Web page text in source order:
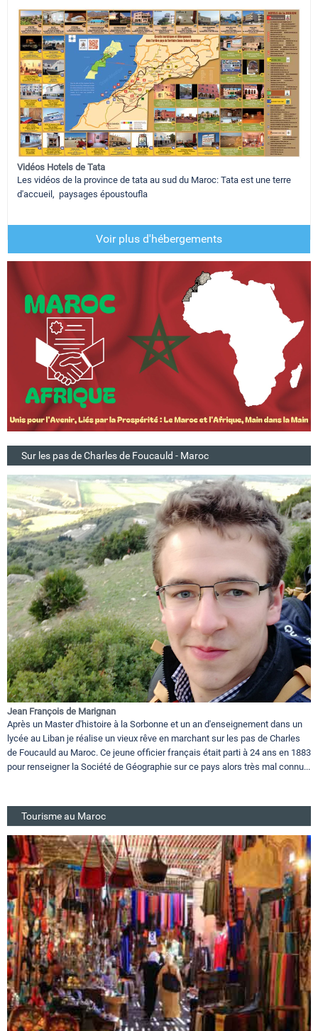
Vidéos Hotels de Tata
Les vidéos de la province de tata au sud du Maroc: Tata est une terre
d'accueil, paysages époustoufla
Voir plus d'hébergements
Sur les pas de Charles de Foucauld - Maroc
Jean François de Marignan
Après un Master d'histoire à la Sorbonne et un an d'enseignement dans un
lycée au Liban je réalise un vieux rêve en marchant sur les pas de Charles
de Foucauld au Maroc. Ce jeune officier français était parti à 24 ans en 1883
pour renseigner la Société de Géographie sur ce pays alors très mal connu...
Tourisme au Maroc